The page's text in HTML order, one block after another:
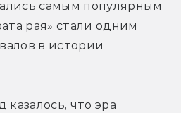
самым популярным
рая» стали одним
в истории
казалось, что эра